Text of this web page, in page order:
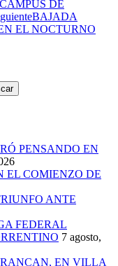
DE
BAJADA
EL NOCTURNO
PENSANDO EN
EL COMIENZO DE
ANTE
FEDERAL
7 agosto,
EN VILLA